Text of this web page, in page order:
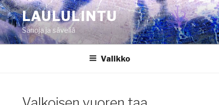
Siirry
sisältöönLAULULINTU
Sanoja ja säveliä
Valikko